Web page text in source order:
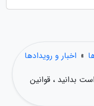
» اخبار و رویدادها
بدانید ، قوانین